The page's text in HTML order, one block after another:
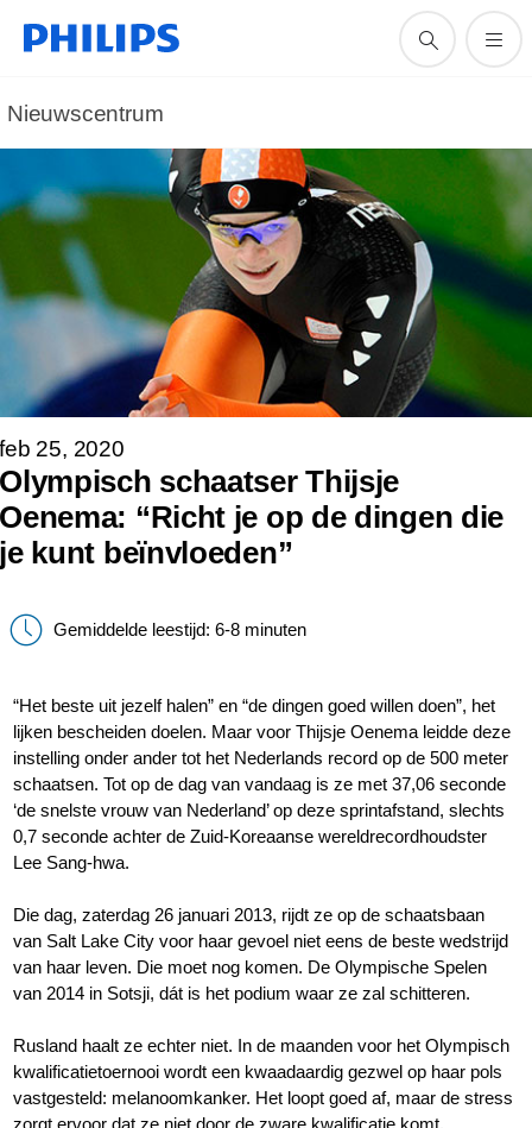
Nieuwscentrum
feb 25, 2020
Olympisch schaatser Thijsje
Oenema: “Richt je op de dingen die
je kunt beïnvloeden”
Gemiddelde leestijd: 6-8 minuten
“Het beste uit jezelf halen” en “de dingen goed willen doen”, het
lijken bescheiden doelen. Maar voor Thijsje Oenema leidde deze
instelling onder ander tot het Nederlands record op de 500 meter
schaatsen. Tot op de dag van vandaag is ze met 37,06 seconde
‘de snelste vrouw van Nederland’ op deze sprintafstand, slechts
0,7 seconde achter de Zuid-Koreaanse wereldrecordhoudster
Lee Sang-hwa.
Die dag, zaterdag 26 januari 2013, rijdt ze op de schaatsbaan
van Salt Lake City voor haar gevoel niet eens de beste wedstrijd
van haar leven. Die moet nog komen. De Olympische Spelen
van 2014 in Sotsji, dát is het podium waar ze zal schitteren.
Rusland haalt ze echter niet. In de maanden voor het Olympisch
kwalificatietoernooi wordt een kwaadaardig gezwel op haar pols
vastgesteld: melanoomkanker. Het loopt goed af, maar de stress
zorgt ervoor dat ze niet door de zware kwalificatie komt.